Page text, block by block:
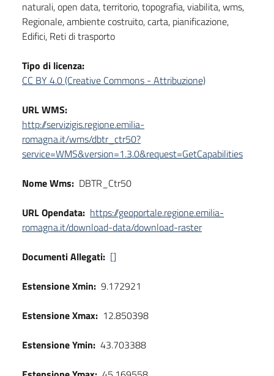
naturali, open data, territorio, topografia, viabilita, wms,
Regionale, ambiente costruito, carta, pianificazione,
Edifici, Reti di trasporto
Tipo di licenza:
CC BY 4.0 (Creative Commons - Attribuzione)
URL WMS:
http://servizigis.regione.emilia-
romagna.it/wms/dbtr_ctr50?
service=WMS&version=1.3.0&request=GetCapabilities
Nome Wms: DBTR_Ctr50
URL Opendata: https://geoportale.regione.emilia-
romagna.it/download-data/download-raster
Documenti Allegati: []
Estensione Xmin: 9.172921
Estensione Xmax: 12.850398
Estensione Ymin: 43.703388